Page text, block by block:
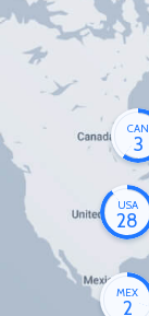
CAN
3
USA
28
MEX
2